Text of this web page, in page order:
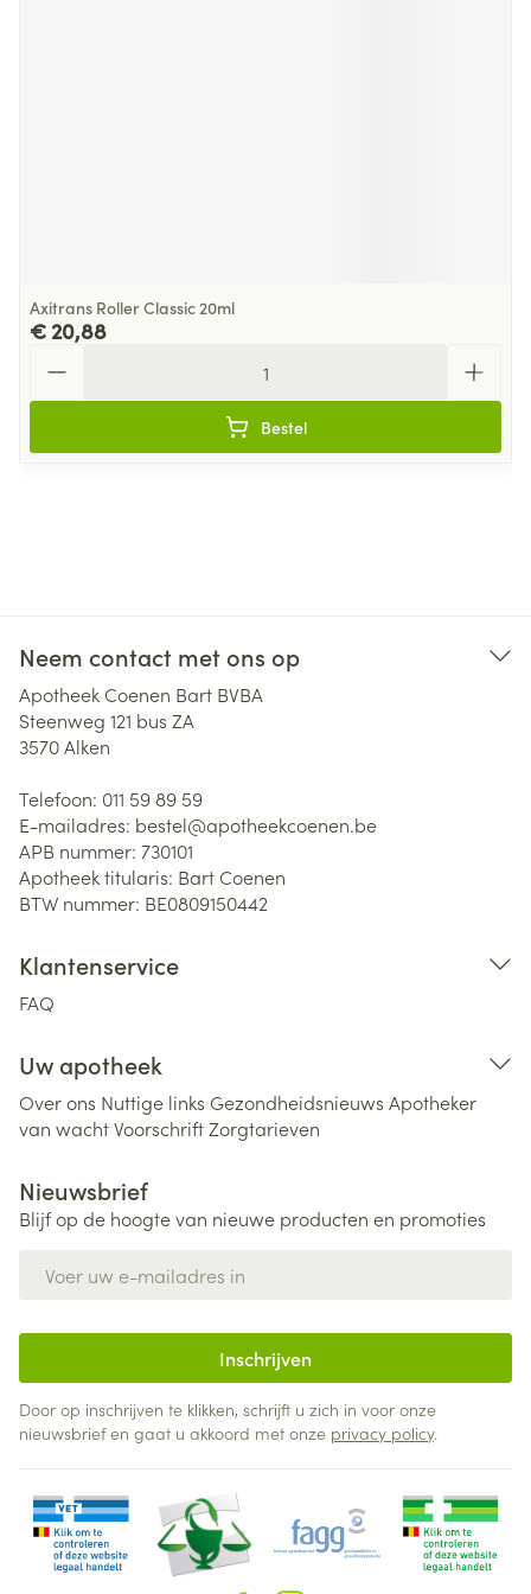
Axitrans Roller Classic 20ml
€ 20,88
Bestel
Neem contact met ons op
Apotheek Coenen Bart BVBA
Steenweg 121 bus ZA
3570Alken
Telefoon: 011 59 89 59
E-mailadres: bestel@apotheekcoenen.be
APB nummer: 730101
Apotheek titularis: Bart Coenen
BTW nummer: BE0809150442
Klantenservice
FAQ
Uw apotheek
Over ons Nuttige links Gezondheidsnieuws Apotheker
van wachtVoorschriftZorgtarieven
Nieuwsbrief
Blijf op de hoogte van nieuwe producten en promoties
Inschrijven
Door op inschrijven te klikken, schrijft u zich in voor onze
nieuwsbrief en gaat u akkoord met onze privacy policy.